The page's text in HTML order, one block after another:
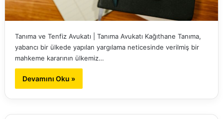
Tanıma ve Tenfiz Avukatı | Tanıma Avukatı Kağıthane Tanıma,
yabancı bir ülkede yapılan yargılama neticesinde verilmiş bir
mahkeme kararının ülkemiz…
Devamını Oku »